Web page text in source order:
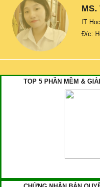
MS.
IT
Đ/c:
TOP 5 PHẦN MỀM &